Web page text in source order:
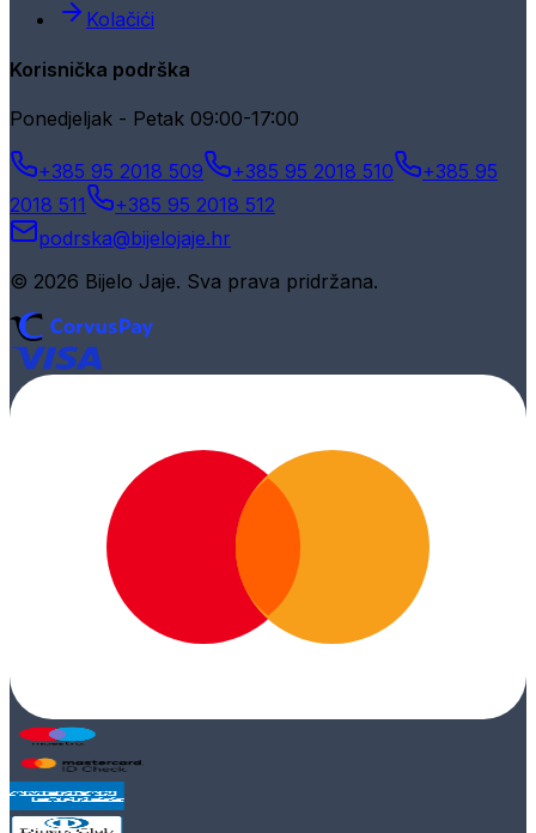
Kolačići
Korisnička podrška
Ponedjeljak - Petak 09:00-17:00
+385 95 2018 509 +385 95 2018 510
+385 95
2018 511
+385 95 2018 512
podrska@bijelojaje.hr
© 2026 Bijelo Jaje. Sva prava pridržana.